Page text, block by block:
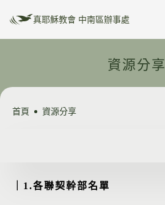
真耶穌教會 中南區辦事處
活動預告
安排表管理
資源分享
資源分享
首頁 資源分享
｜1.各聯契幹部名單